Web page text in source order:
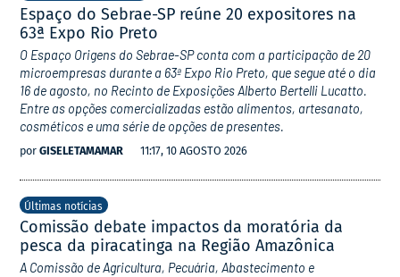
Espaço do Sebrae-SP reúne 20 expositores na
63ª Expo Rio Preto
O Espaço Origens do Sebrae-SP conta com a participação de 20
microempresas durante a 63ª Expo Rio Preto, que segue até o dia
16 de agosto, no Recinto de Exposições Alberto Bertelli Lucatto.
Entre as opções comercializadas estão alimentos, artesanato,
cosméticos e uma série de opções de presentes.
por GISELETAMAMAR 11:17, 10 AGOSTO 2026
Últimas notícias
Comissão debate impactos da moratória da
pesca da piracatinga na Região Amazônica
A Comissão de Agricultura, Pecuária, Abastecimento e